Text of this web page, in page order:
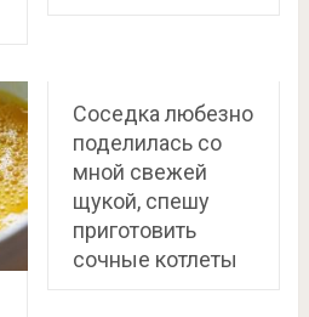
Соседка любезно
поделилась со
мной свежей
щукой, спешу
приготовить
сочные котлеты